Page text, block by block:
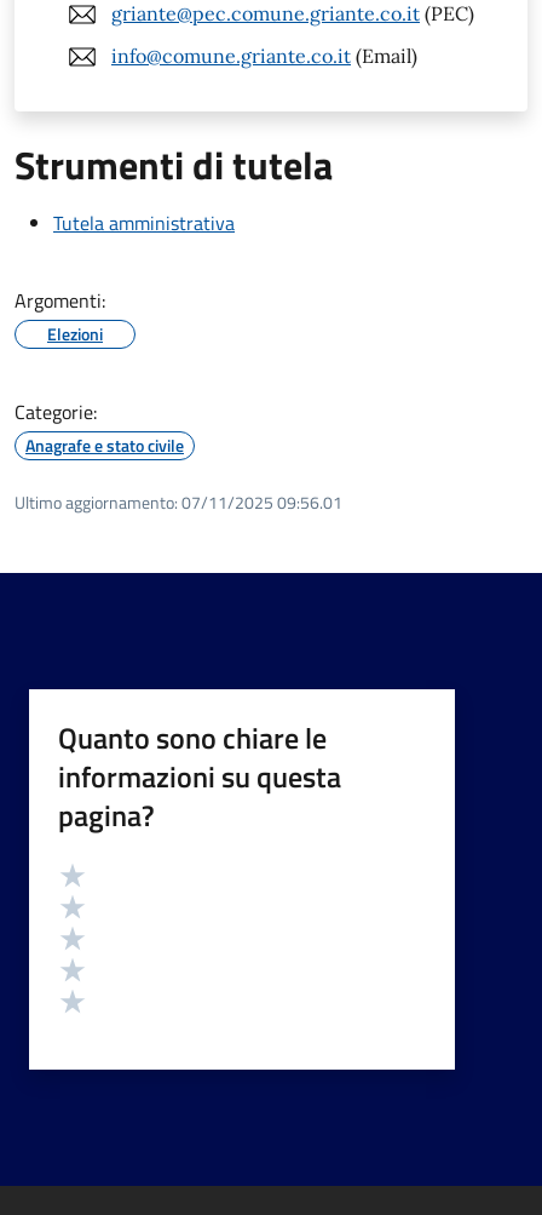
griante@pec.comune.griante.co.it (PEC)
info@comune.griante.co.it (Email)
Strumenti di tutela
Tutela amministrativa
Argomenti:
Elezioni
Categorie:
Anagrafe e stato civile
Ultimo aggiornamento:07/11/2025 09:56.01
Quanto sono chiare le
informazioni su questa
pagina?
Valutazione